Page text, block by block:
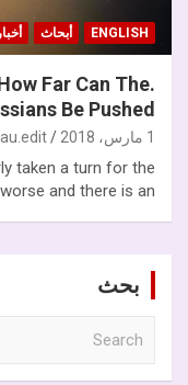
ENGLISH أبحاث أخبار
Far Can The
Be Pushed
1 مارس، 2018
taken a turn for the
worse and there is an…
بحث